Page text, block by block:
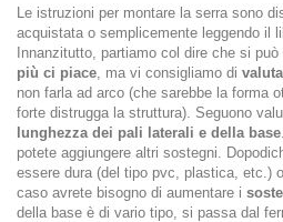
Le istruzioni per montare la serra sono
acquistata o semplicemente leggendo il
Innanzitutto, partiamo col dire che si
più ci piace, ma vi consigliamo di
non farla ad arco (che sarebbe la forma
forte distrugga la struttura). Seguono
lunghezza dei pali laterali e della base
potete aggiungere altri sostegni.
essere dura (del tipo pvc, plastica, etc.)
caso avrete bisogno di aumentare i
della base è di vario tipo, si passa dal